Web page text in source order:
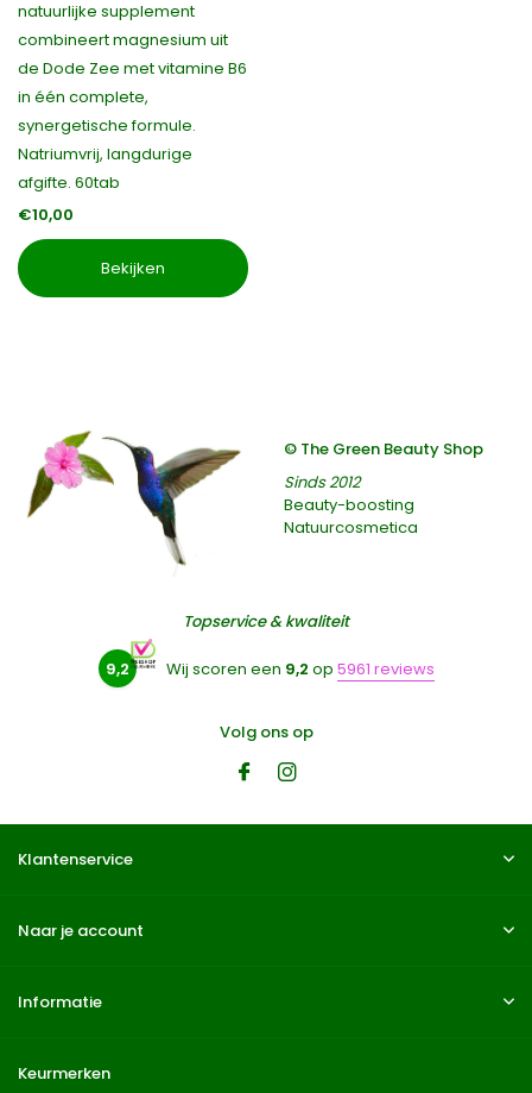
natuurlijke supplement
combineert magnesium uit
de Dode Zee met vitamine B6
in één complete,
synergetische formule.
Natriumvrij, langdurige
afgifte. 60tab
€10,00
Bekijken
© The Green Beauty Shop
Sinds 2012
Beauty-boosting
Natuurcosmetica
Topservice & kwaliteit
9,2 Wij scoren een 9,2 op 5961 reviews
Volg ons op
Klantenservice
Naar je account
Informatie
Keurmerken